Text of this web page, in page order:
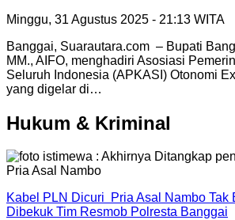
Minggu, 31 Agustus 2025 - 21:13 WITA
Banggai, Suarautara.com – Bupati
MM., AIFO, menghadiri Asosiasi
Seluruh Indonesia (APKASI) Otonomi
yang digelar di…
Hukum & Kriminal
Kabel PLN Dicuri Pria Asal Nambo Tak
Dibekuk Tim Resmob Polresta Banggai